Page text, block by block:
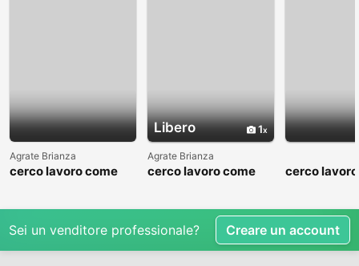
Agrate Brianza
cerco lavoro come
Libero 1
Agrate Brianza
cerco lavoro come
cerco
Sei un venditore professionale? Creare un account